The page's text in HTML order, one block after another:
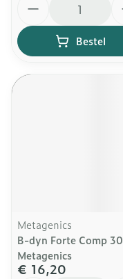
Bestel
Metagenics
B-dyn Forte Comp 30
Metagenics
€ 16,20